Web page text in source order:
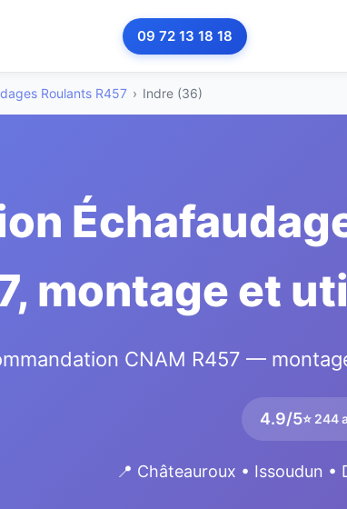
09 72 13 18 18
Roulants R457 › Indre (36)
montage et
CNAM R457 —
4.9/5⭐ 244
📍 Châteauroux • Issoudun •